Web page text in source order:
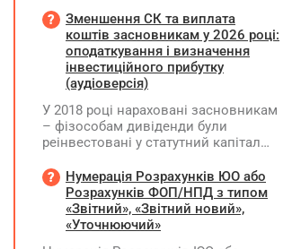
Зменшення СК та виплата
коштів засновникам у 2026 році:
оподаткування і визначення
інвестиційного прибутку
(аудіоверсія)
У 2018 році нараховані засновникам
– фізособам дивіденди були
реінвестовані у статутний капітал
ПДФО та ВЗ. Крім того, статутний
капітал збільшувався за рахунок
нерозподіленого прибутку без
нарахування дивідендів. У 2026 році
Нумерація Розрахунків ЮО або
Розрахунків ФОП/НПД з типом
«Звітний», «Звітний новий»,
«Уточнюючий»